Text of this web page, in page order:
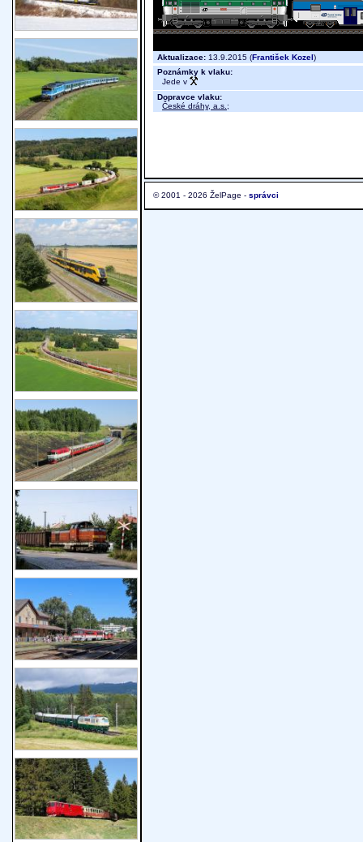
Aktualizace: 13.9.2015 (František Kozel)
Poznámky k vlaku:
Jede v
Dopravce vlaku:
České dráhy, a.s. ;
© 2001 - 2026 ŽelPage - správci